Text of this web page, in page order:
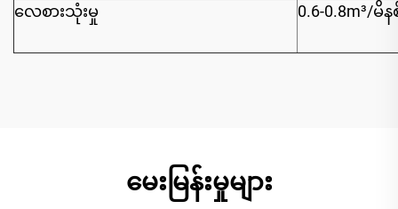
လေစားသုံးမှု 0.6-0.8m³/မိန
မေးမြန်းမှုများ